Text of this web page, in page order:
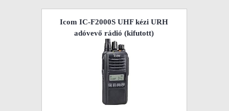
Icom IC-F2000S UHF kézi URH
adóvevő rádió (kifutott)